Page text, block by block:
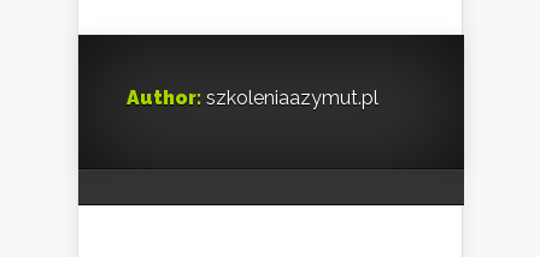
Author: szkoleniaazymut.pl